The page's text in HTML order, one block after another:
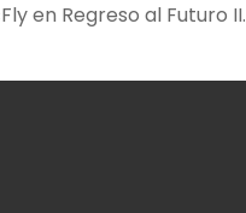
en Regreso al Futuro II.